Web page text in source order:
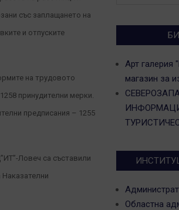
със заплащането на
и отпуските
на трудовото
принудителни мерки.
предписания – 1255
Ловеч са съставили
Арт галерия
магазин за
Областна